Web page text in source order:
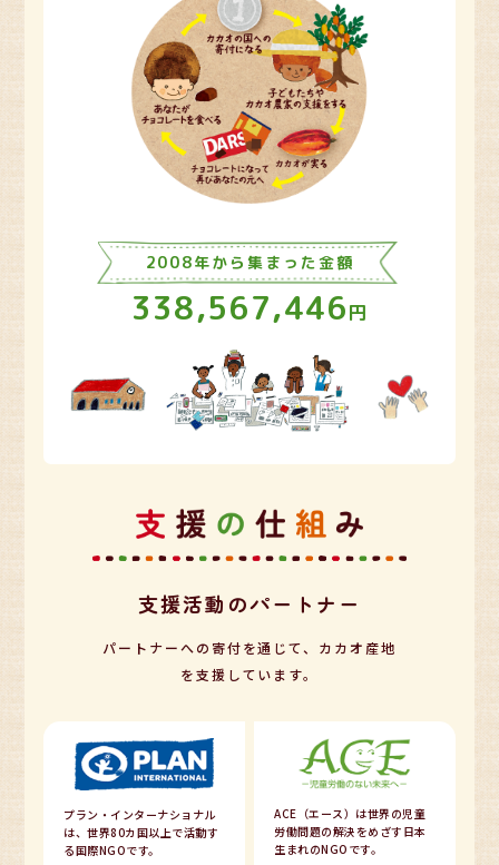
2008年から集まった金額
338,567,446円
支援活動のパートナー
パートナーへの寄付を通じて、カカオ産地
を支援しています。
プラン・インターナショナル
は、世界80カ国以上で活動す
る国際NGOです。
ACE（エース）は世界の児童
労働問題の解決をめざす日本
生まれのNGOです。